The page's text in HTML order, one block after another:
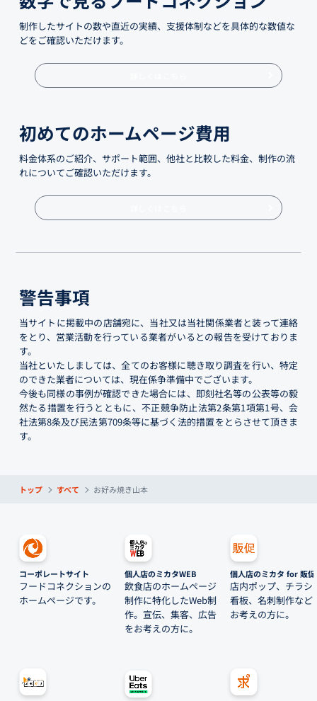
制作したサイトの数や直近の実績、支援体制などを具体的な数値な
どをご確認いただけます。
初めてのホームページ費用
料金体系のご紹介、サポート範囲、他社と比較した料金、制作の流
れについてご確認いただけます。
警告事項
当サイトに掲載中の店舗宛に、当社又は当社関係業者と装って連絡
をとり、営業活動を行っている業者がいるとの報告を受けておりま
す。
当社といたしましては、全てのお客様に聴き取り調査を行い、特定
のできた業者については、現在係争準備中でございます。
今後も同様の事例が確認できた場合には、即刻社名等の公表等の毅
然たる措置を行うとともに、不正競争防止法第2条第1項第1号、会
社法第8条及び民法第709条等に基づく法的措置をとらさせて頂きま
す。
トップ すべて お好み焼き山本
コーポレートサイト
フードコネクションの
ホームページです。
個人店のミカタWEB
飲食店のホームページ
制作に特化したWeb制
作。宣伝、集客、広告
をお考えの方に。
個人店のミカタ for 販促
店内ポップ、チラシ
看板、名刺制作など
お考えの方に。